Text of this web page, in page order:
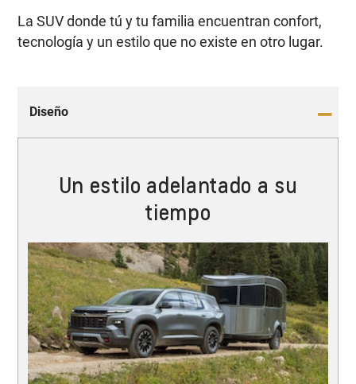
La SUV donde tú y tu familia encuentran confort,
tecnología y un estilo que no existe en otro lugar.
Diseño
Un estilo adelantado a su
tiempo